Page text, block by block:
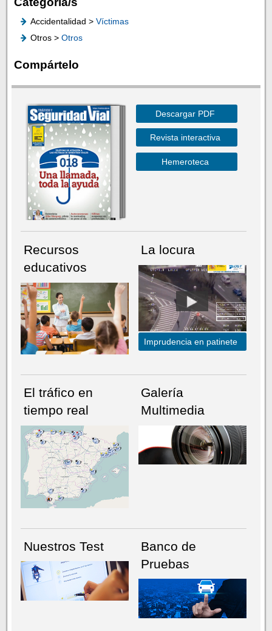
Accidentalidad > Víctimas
Otros > Otros
Compártelo
NÚMERO ACTUALHEMEROTECA
Descargar PDF
Revista interactiva
Hemeroteca
Recursos
educativos
La locura
Imprudencia en patinete
El tráfico en
tiempo real
Galería
Multimedia
Nuestros Test
Banco de
Pruebas